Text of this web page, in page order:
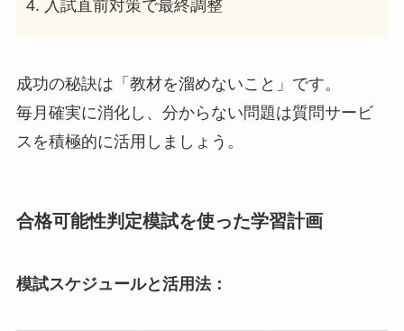
入試直前対策で最終調整
成功の秘訣は「教材を溜めないこと」です。
毎月確実に消化し、分からない問題は質問サービ
スを積極的に活用しましょう。
合格可能性判定模試を使った学習計画
模試スケジュールと活用法：